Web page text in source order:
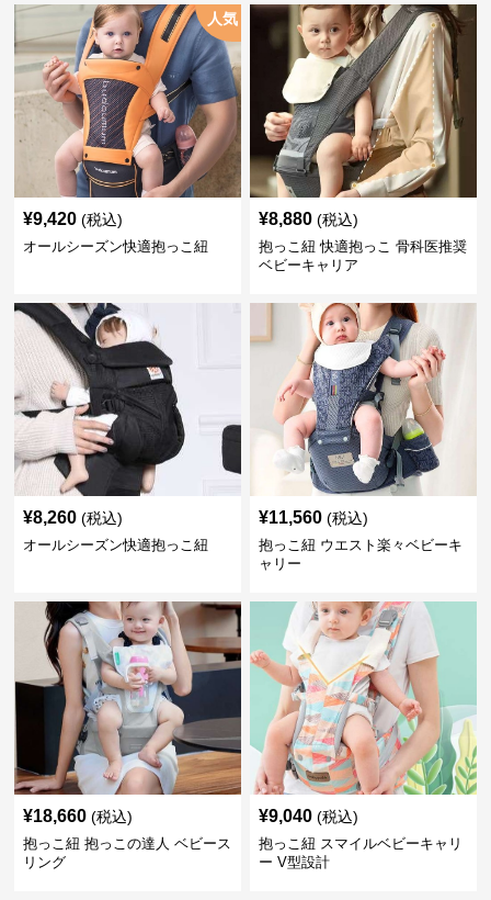
人気
¥9,420 (税込)
オールシーズン快適抱っこ紐
¥8,880 (税込)
抱っこ紐 快適抱っこ 骨科医推奨
ベビーキャリア
¥8,260 (税込)
オールシーズン快適抱っこ紐
¥11,560 (税込)
抱っこ紐 ウエスト楽々ベビーキ
ャリー
¥18,660 (税込)
抱っこ紐 抱っこの達人 ベビース
リング
¥9,040 (税込)
抱っこ紐 スマイルベビーキャリ
ー V型設計